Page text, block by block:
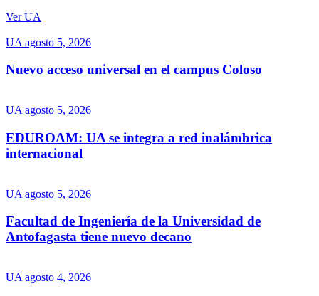
Ver UA
UA agosto 5, 2026
Nuevo acceso universal en el campus Coloso
UA agosto 5, 2026
EDUROAM: UA se integra a red inalámbrica
internacional
UA agosto 5, 2026
Facultad de Ingeniería de la Universidad de
Antofagasta tiene nuevo decano
UA agosto 4, 2026